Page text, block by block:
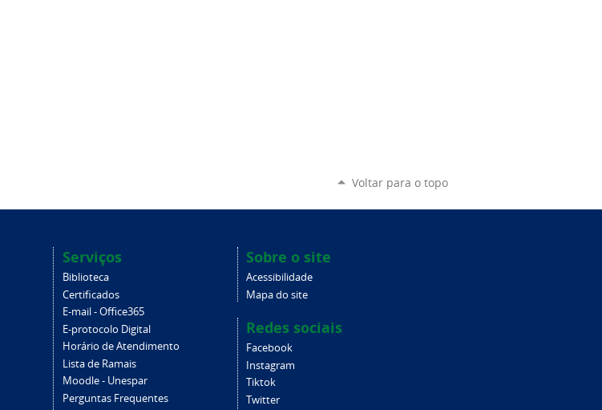
Voltar para o topo
Serviços
Biblioteca
Certificados
E-mail - Office365
E-protocolo Digital
Horário de Atendimento
Lista de Ramais
Moodle - Unespar
Perguntas Frequentes
Sobre o site
Acessibilidade
Mapa do site
Redes sociais
Facebook
Instagram
Tiktok
Twitter